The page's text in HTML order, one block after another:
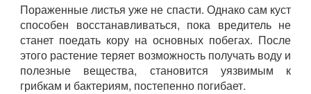
Пораженные листья уже не спасти. Однако сам куст
способен восстанавливаться, пока вредитель не
станет поедать кору на основных побегах. После
этого растение теряет возможность получать воду и
полезные вещества, становится уязвимым к
грибкам и бактериям, постепенно погибает.